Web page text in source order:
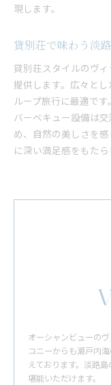
現します。
貸別荘で味わう淡
貸別荘スタイルのヴ
提供します。広々と
ループ旅行に最適です
バーベキュー設備は
め、自然の美しさを
に深い満足感をもたら
オーシャンビューの
コニーからも瀬戸内
えております。淡路
堪能いただけます。